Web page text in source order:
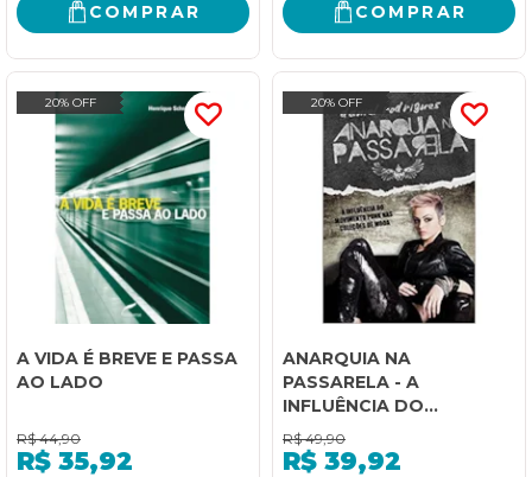
COMPRAR COMPRAR
20% OFF
A VIDA É BREVE E PASSA
AO LADO
R$ 44,90
R$ 35,92
20% OFF
ANARQUIA NA
PASSARELA - A
INFLUÊNCIA DO
MOVIMENTO PUNK NAS
COLEÇÕES DE MODA
R$ 49,90
R$ 39,92